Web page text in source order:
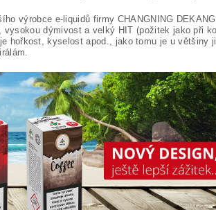
výrobce e-liquidů firmy CHANGNING DEKANG
vysokou dýmivost a velký HIT (požitek jako při
hořkost, kyselost apod., jako tomu je u většiny